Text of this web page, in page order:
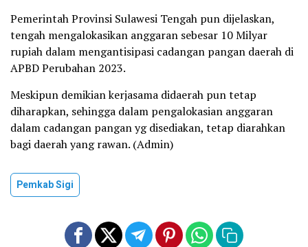
Pemerintah Provinsi Sulawesi Tengah pun dijelaskan,
tengah mengalokasikan anggaran sebesar 10 Milyar
rupiah dalam mengantisipasi cadangan pangan daerah di
APBD Perubahan 2023.
Meskipun demikian kerjasama didaerah pun tetap
diharapkan, sehingga dalam pengalokasian anggaran
dalam cadangan pangan yg disediakan, tetap diarahkan
bagi daerah yang rawan. (Admin)
Pemkab Sigi